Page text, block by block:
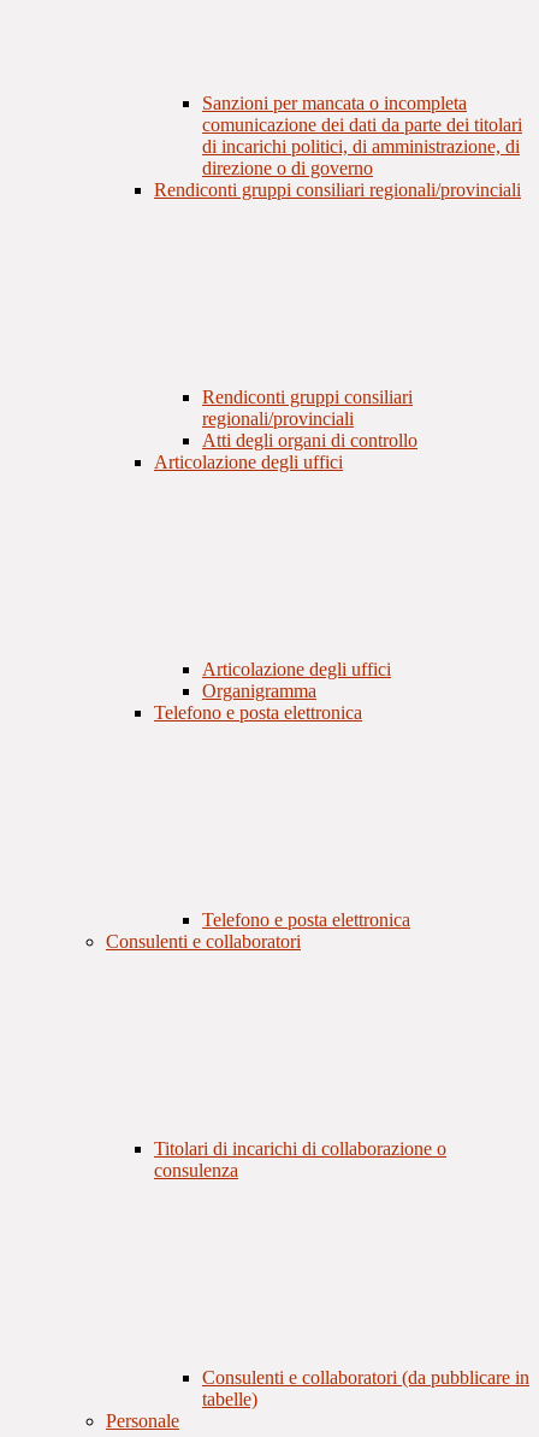
Sanzioni per mancata o incompleta
comunicazione dei dati da parte dei titolari
di incarichi politici, di amministrazione, di
direzione o di governo
Rendiconti gruppi consiliari regionali/provinciali
Rendiconti gruppi consiliari
regionali/provinciali
Atti degli organi di controllo
Articolazione degli uffici
Articolazione degli uffici
Organigramma
Telefono e posta elettronica
Telefono e posta elettronica
Consulenti e collaboratori
Titolari di incarichi di collaborazione o
consulenza
Consulenti e collaboratori (da pubblicare in
tabelle)
Personale